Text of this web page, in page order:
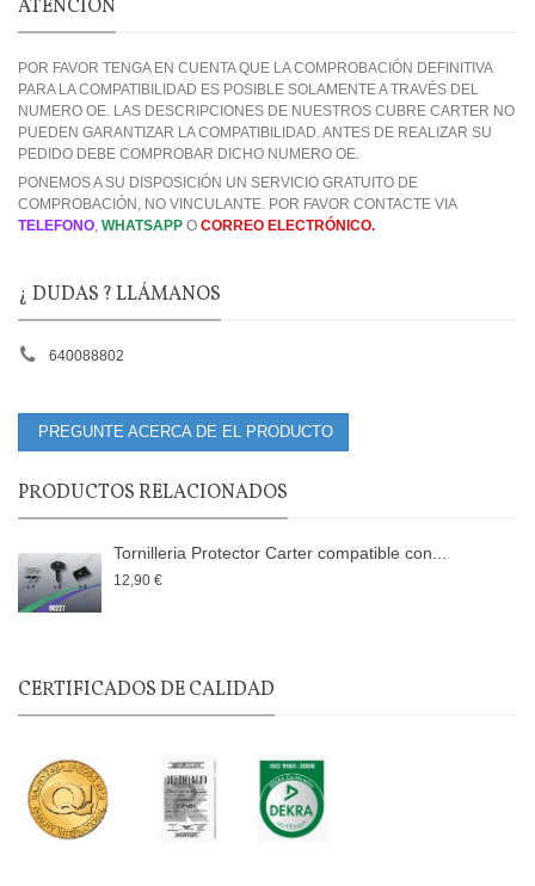
ATENCION
POR FAVOR TENGA EN CUENTA QUE LA COMPROBACIÓN DEFINITIVA
PARA LA COMPATIBILIDAD ES POSIBLE SOLAMENTE A TRAVÉS DEL
NUMERO OE. LAS DESCRIPCIONES DE NUESTROS CUBRE CARTER NO
PUEDEN GARANTIZAR LA COMPATIBILIDAD. ANTES DE REALIZAR SU
PEDIDO DEBE COMPROBAR DICHO NUMERO OE.
PONEMOS A SU DISPOSICIÓN UN SERVICIO GRATUITO DE
COMPROBACIÓN, NO VINCULANTE. POR FAVOR CONTACTE VIA
TELEFONO, WHATSAPP O CORREO ELECTRÓNICO.
¿ DUDAS ? LLÁMANOS
640088802
PREGUNTE ACERCA DE EL PRODUCTO
PRODUCTOS RELACIONADOS
Tornilleria Protector Carter compatible con...
12,90 €
CERTIFICADOS DE CALIDAD